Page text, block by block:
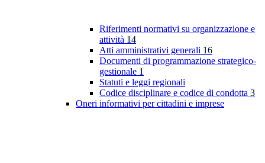
Riferimenti normativi su organizzazione e
attività 14
Atti amministrativi generali 16
Documenti di programmazione strategico-
gestionale 1
Statuti e leggi regionali
Codice disciplinare e codice di condotta 3
Oneri informativi per cittadini e imprese